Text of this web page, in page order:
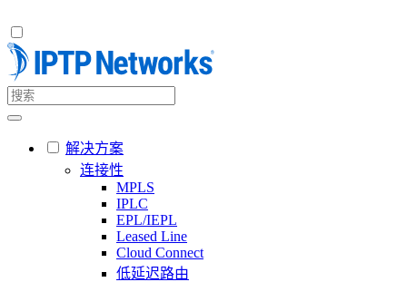
解决方案
连接性
MPLS
IPLC
EPL/IEPL
Leased Line
Cloud Connect
低延迟路由